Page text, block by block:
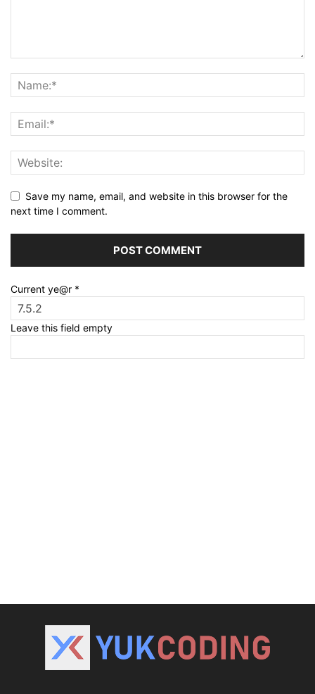
Save my name, email, and website in this browser for the
next time I comment.
Current ye@r *
Leave this field empty